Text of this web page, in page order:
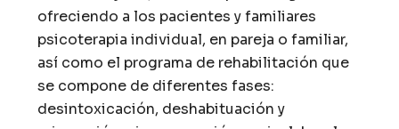
ofreciendo a los pacientes y familiares
psicoterapia individual, en pareja o familiar,
así como el programa de rehabilitación que
se compone de diferentes fases:
desintoxicación, deshabituación y